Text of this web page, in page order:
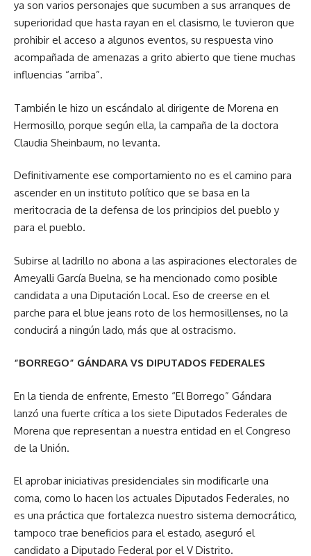
ya son varios personajes que sucumben a sus arranques de
superioridad que hasta rayan en el clasismo, le tuvieron que
prohibir el acceso a algunos eventos, su respuesta vino
acompañada de amenazas a grito abierto que tiene muchas
influencias “arriba”.
También le hizo un escándalo al dirigente de Morena en
Hermosillo, porque según ella, la campaña de la doctora
Claudia Sheinbaum, no levanta.
Definitivamente ese comportamiento no es el camino para
ascender en un instituto político que se basa en la
meritocracia de la defensa de los principios del pueblo y
para el pueblo.
Subirse al ladrillo no abona a las aspiraciones electorales de
Ameyalli García Buelna, se ha mencionado como posible
candidata a una Diputación Local. Eso de creerse en el
parche para el blue jeans roto de los hermosillenses, no la
conducirá a ningún lado, más que al ostracismo.
“BORREGO” GÁNDARA VS DIPUTADOS FEDERALES
En la tienda de enfrente, Ernesto “El Borrego” Gándara
lanzó una fuerte crítica a los siete Diputados Federales de
Morena que representan a nuestra entidad en el Congreso
de la Unión.
El aprobar iniciativas presidenciales sin modificarle una
coma, como lo hacen los actuales Diputados Federales, no
es una práctica que fortalezca nuestro sistema democrático,
tampoco trae beneficios para el estado, aseguró el
candidato a Diputado Federal por el V Distrito.